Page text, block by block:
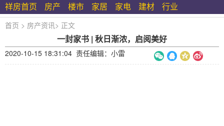
祥房首页 房产 楼市 家居 家电 建材 行业
首页 > 房产资讯> 正文
一封家书 | 秋日渐浓，启阅美好
2020-10-15 18:31:04 责任编辑：小雷